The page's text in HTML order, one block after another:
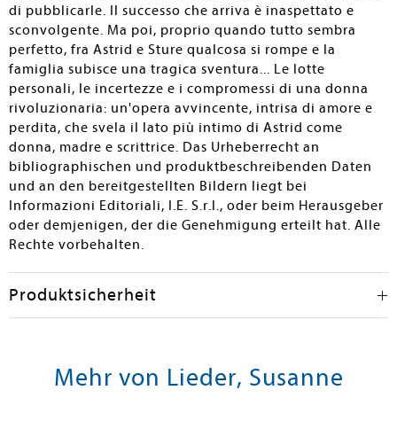
di pubblicarle. Il successo che arriva è inaspettato e
sconvolgente. Ma poi, proprio quando tutto sembra
perfetto, fra Astrid e Sture qualcosa si rompe e la
famiglia subisce una tragica sventura... Le lotte
personali, le incertezze e i compromessi di una donna
rivoluzionaria: un'opera avvincente, intrisa di amore e
perdita, che svela il lato più intimo di Astrid come
donna, madre e scrittrice. Das Urheberrecht an
bibliographischen und produktbeschreibenden Daten
und an den bereitgestellten Bildern liegt bei
Informazioni Editoriali, I.E. S.r.l., oder beim Herausgeber
oder demjenigen, der die Genehmigung erteilt hat. Alle
Rechte vorbehalten.
Produktsicherheit
Mehr von Lieder, Susanne